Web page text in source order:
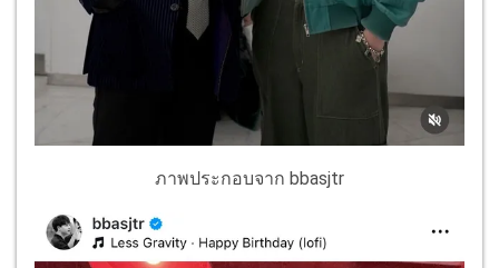
ภาพประกอบจาก bbasjtr